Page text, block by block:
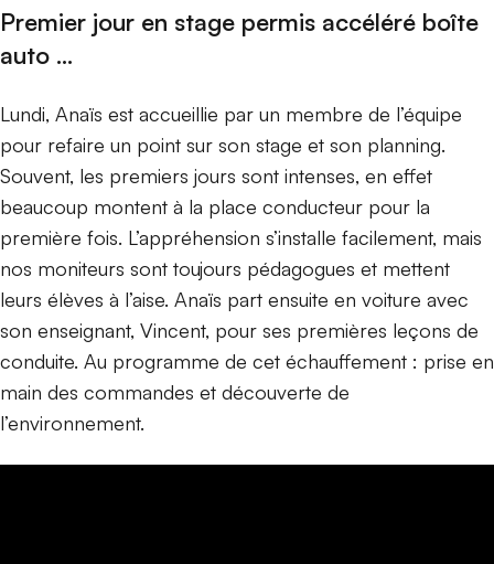
Premier jour en stage permis accéléré boîte
auto …
Lundi, Anaïs est accueillie par un membre de l’équipe
pour refaire un point sur son stage et son planning.
Souvent, les premiers jours sont intenses, en effet
beaucoup montent à la place conducteur pour la
première fois. L’appréhension s’installe facilement, mais
nos moniteurs sont toujours pédagogues et mettent
leurs élèves à l’aise. Anaïs part ensuite en voiture avec
son enseignant, Vincent, pour ses premières leçons de
conduite. Au programme de cet échauffement : prise en
main des commandes et découverte de
l’environnement.